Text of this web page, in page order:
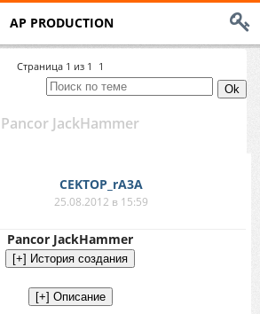
AP PRODUCTION
Страница 1 из 1 1
Pancor JackHammer
CEKTOP_rA3A
25.08.2012 в 15:59
Pancor JackHammer